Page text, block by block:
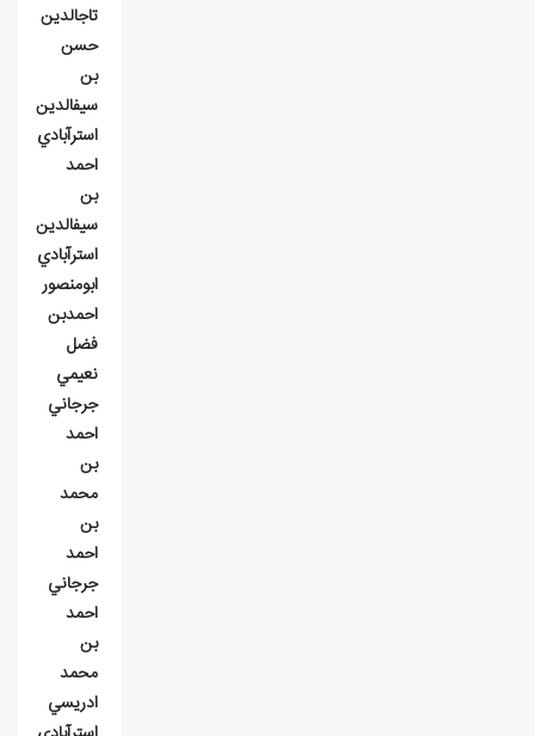
تاج‎الدين
حسن
بن
سيف‎الدين
استرآبادي
احمد
بن
سيف‎الدين
استرآبادي
ابومنصور
احمدبن
فضل
نعيمي
جرجاني
احمد
بن
محمد
بن
احمد
جرجاني
احمد
بن
محمد
ادريسي